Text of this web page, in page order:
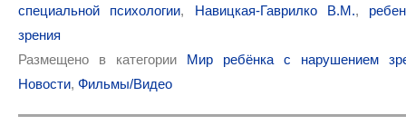
специальной психологии, Навицкая-Гаврилко В.М.,
зрения
Размещено в категории Мир ребёнка с нарушением
Новости, Фильмы/Видео